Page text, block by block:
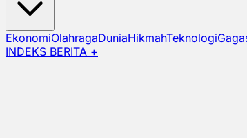
EkonomiOlahragaDuniaHikmahTeknologi
INDEKS BERITA +